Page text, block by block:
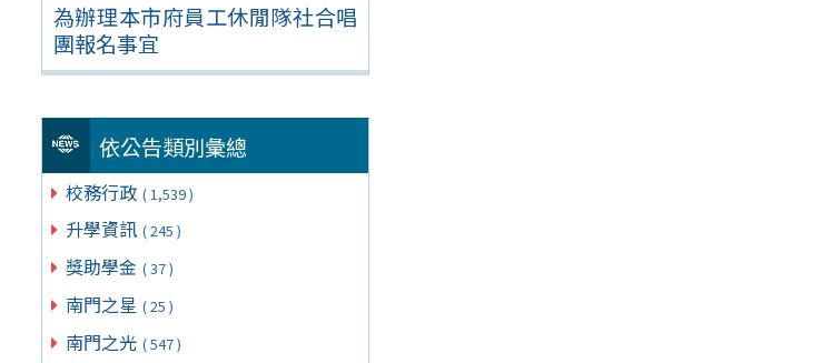
為辦理本市府員工休閒隊社合唱
團報名事宜
依公告類別彙總
校務行政 ( 1,539 )
升學資訊 ( 245 )
獎助學金 ( 37 )
南門之星 ( 25 )
南門之光 ( 547 )